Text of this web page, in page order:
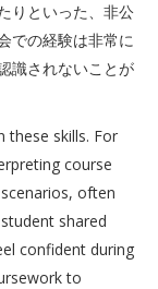
りといった、非公
での経験は非常に
識されないことが
these skills. For
course
often
shared
confident during
to